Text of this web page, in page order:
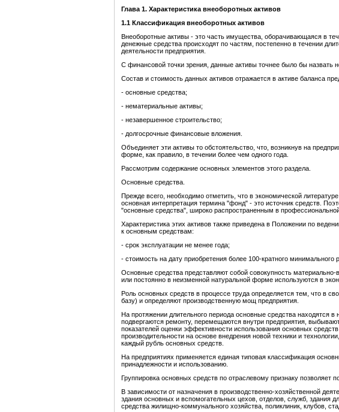
Глава 1. Характеристика внеоборотных активов
1.1 Классификация внеоборотных активов
Внеоборотные активы - это часть имущества, оборачивающаяся в
денежные средства происходят по частям, постепенно в течении
деятельности предприятия.
С финансовой точки зрения, данные активы точнее было бы назвать
Состав и стоимость данных активов отражается в активе баланса
- основные средства;
- нематериальные активы;
- незавершенное строительство;
- долгосрочные финансовые вложения.
Объединяет эти активы то обстоятельство, что, возникнув на
форме, как правило, в течении более чем одного года.
Рассмотрим содержание основных элементов этого раздела.
Основные средства.
Прежде всего, необходимо отметить, что в экономической
основная интерпретация термина "фонд" - это источник средств.
"основные средства", широко распространенным в
Характеристика этих активов также приведена в Положении по
к основным средствам:
- срок эксплуатации не менее года;
- стоимость на дату приобретения более 100-кратного
Основные средства представляют собой совокупность
или постоянно в неизменной натуральной форме используются в
Роль основных средств в процессе труда определяется тем, что в
базу) и определяют производственную мощ предприятия.
На протяжении длительного периода основные средства находятся
подвергаются ремонту, перемещаются внутри предприятия,
показателей оценки эффективности использования основных
производительности на основе внедрения новой техники и
каждый рубль основных средств.
На предприятиях применяется единая типовая классификация
принадлежности и использованию.
Группировка основных средств по отраслевому признаку позволяет
В зависимости от назначения в производственно-хозяйственной
здания основных и вспомогательных цехов, отделов, служб, здания
средства жилищно-коммунального хозяйства, поликлиник, клубов,